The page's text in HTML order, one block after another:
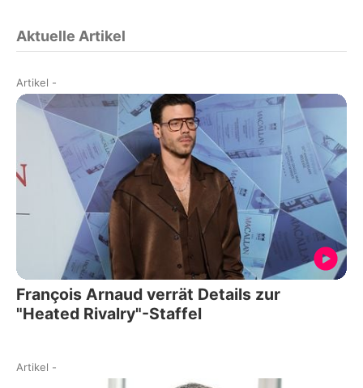
Aktuelle Artikel
Artikel -
François Arnaud verrät Details zur
"Heated Rivalry"-Staffel
Artikel -